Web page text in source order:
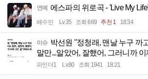
연예 에스파의 위로곡 - 'Live My Life'
배수민 Lv.35 조회 669 추천 1 18:34
이슈 박선원 "정청래, 맨날 누구 까
말만...알았어, 잘했어, 그러니까
파인더1 Lv.80 조회 1941 18:21